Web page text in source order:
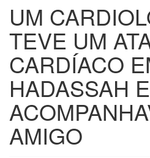
UM
TEVE UM
CARDÍACO
HADASSAH
AMIGO